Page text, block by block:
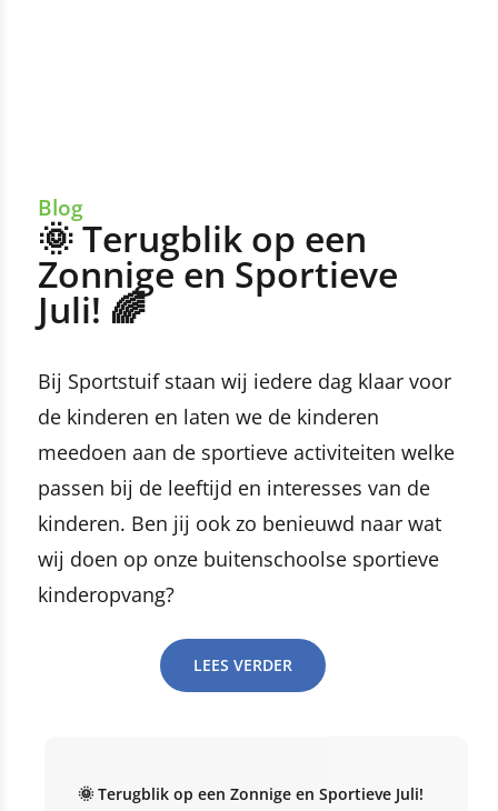
Blog
🌞 Terugblik op een
Zonnige en Sportieve
Juli! 🌈
Bij Sportstuif staan wij iedere dag klaar voor
de kinderen en laten we de kinderen
meedoen aan de sportieve activiteiten welke
passen bij de leeftijd en interesses van de
kinderen. Ben jij ook zo benieuwd naar wat
wij doen op onze buitenschoolse sportieve
kinderopvang?
LEES VERDER
🌞 Terugblik op een Zonnige en Sportieve Juli!